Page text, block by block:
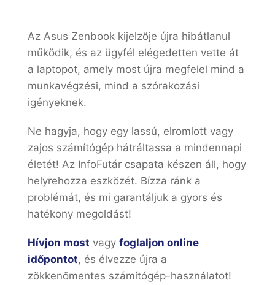
Az Asus Zenbook kijelzője újra hibátlanul
működik, és az ügyfél elégedetten vette át
a laptopot, amely most újra megfelel mind a
munkavégzési, mind a szórakozási
igényeknek.
Ne hagyja, hogy egy lassú, elromlott vagy
zajos számítógép hátráltassa a mindennapi
életét! Az InfoFutár csapata készen áll, hogy
helyrehozza eszközét. Bízza ránk a
problémát, és mi garantáljuk a gyors és
hatékony megoldást!
Hívjon most vagy foglaljon online
időpontot, és élvezze újra a
zökkenőmentes számítógép-használatot!